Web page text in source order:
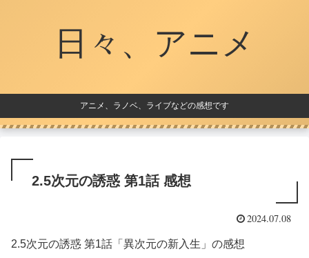
日々、アニメ
アニメ、ラノベ、ライブなどの感想です
2.5次元の誘惑 第1話 感想
2024.07.08
2.5次元の誘惑 第1話「異次元の新入生」の感想